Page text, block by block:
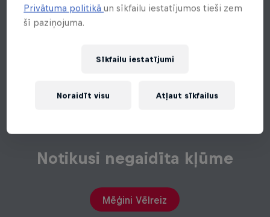
Notikusi negaidīta kļūme
Mēģini Vēlreiz
Privātuma politikāun sīkfailu iestatījumos tieši zem
šī paziņojuma.
Sīkfailu iestatījumi
Noraidīt visu Atļaut sīkfailus